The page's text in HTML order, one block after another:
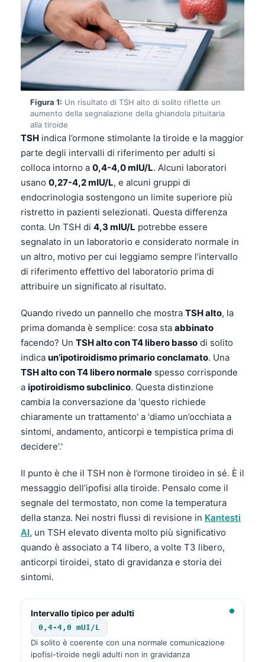
Figura 1: Un risultato di TSH alto di solito riflette un
aumento della segnalazione della ghiandola pituitaria
alla tiroide
TSH indica l’ormone stimolante la tiroide e la maggior
parte degli intervalli di riferimento per adulti si
colloca intorno a 0,4-4,0 mIU/L. Alcuni laboratori
usano 0,27-4,2 mIU/L, e alcuni gruppi di
endocrinologia sostengono un limite superiore più
ristretto in pazienti selezionati. Questa differenza
conta. Un TSH di 4,3 mIU/L potrebbe essere
segnalato in un laboratorio e considerato normale in
un altro, motivo per cui leggiamo sempre l’intervallo
di riferimento effettivo del laboratorio prima di
attribuire un significato al risultato.
Quando rivedo un pannello che mostra TSH alto, la
prima domanda è semplice: cosa sta abbinato
facendo? Un TSH alto con T4 libero basso di solito
indica un’ipotiroidismo primario conclamato. Una
TSH alto con T4 libero normale spesso corrisponde
a ipotiroidismo subclinico. Questa distinzione
cambia la conversazione da 'questo richiede
chiaramente un trattamento' a 'diamo un’occhiata a
sintomi, andamento, anticorpi e tempistica prima di
decidere'.'
Il punto è che il TSH non è l’ormone tiroideo in sé. È il
messaggio dell’ipofisi alla tiroide. Pensalo come il
segnale del termostato, non come la temperatura
della stanza. Nei nostri flussi di revisione in Kantesti
AI, un TSH elevato diventa molto più significativo
quando è associato a T4 libero, a volte T3 libero,
anticorpi tiroidei, stato di gravidanza e storia dei
sintomi.
Intervallo tipico per adulti
0,4-4,0 mUI/L
Di solito è coerente con una normale comunicazione
ipofisi-tiroide negli adulti non in gravidanza